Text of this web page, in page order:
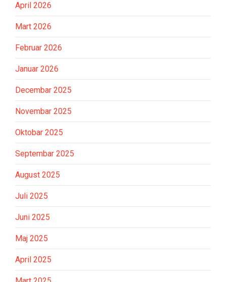
April 2026
Mart 2026
Februar 2026
Januar 2026
Decembar 2025
Novembar 2025
Oktobar 2025
Septembar 2025
August 2025
Juli 2025
Juni 2025
Maj 2025
April 2025